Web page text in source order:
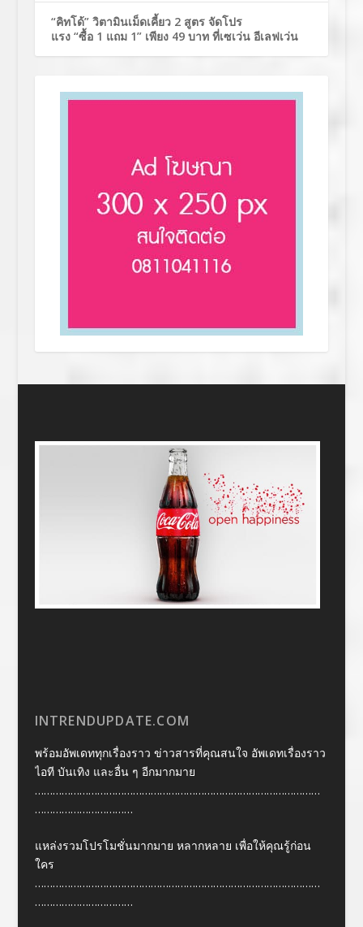
“คิทโด้” วิตามินเม็ดเคี้ยว 2 สูตร จัดโปร
แรง “ซื้อ 1 แถม 1” เพียง 49 บาท ที่เซเว่น อีเลฟเว่น
INTRENDUPDATE.COM
พร้อมอัพเดททุกเรื่องราว ข่าวสารที่คุณสนใจ อัพเดทเรื่องราว
ไอที บันเทิง และอื่น ๆ อีกมากมาย
……………………………………………………………………………………
……………………………
แหล่งรวมโปรโมชั่นมากมาย หลากหลาย เพื่อให้คุณรู้ก่อน
ใคร
……………………………………………………………………………………
……………………………